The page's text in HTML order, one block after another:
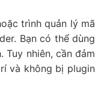
trình quản lý mã
Bạn có thể dùng
Tuy nhiên, cần đảm
và không bị plugin